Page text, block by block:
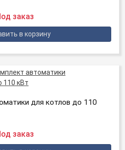
заказ
в корзину
для котлов до 110
заказ